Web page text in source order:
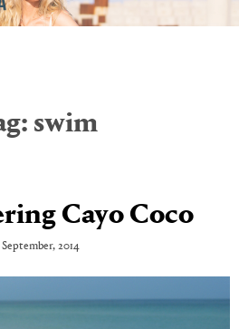
swim
Cayo Coco
September, 2014